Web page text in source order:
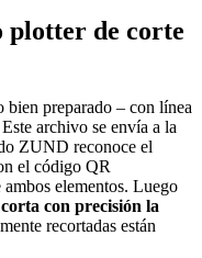
plotter de corte
preparado – con línea
archivo se envía a la
ZUND reconoce el
el código QR
elementos. Luego
corta con precisión la
recortadas están